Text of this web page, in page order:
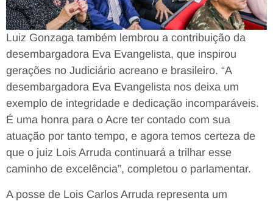
Luiz Gonzaga também lembrou a contribuição da
desembargadora Eva Evangelista, que inspirou
gerações no Judiciário acreano e brasileiro. “A
desembargadora Eva Evangelista nos deixa um
exemplo de integridade e dedicação incomparáveis.
É uma honra para o Acre ter contado com sua
atuação por tanto tempo, e agora temos certeza de
que o juiz Lois Arruda continuará a trilhar esse
caminho de excelência”, completou o parlamentar.
A posse de Lois Carlos Arruda representa um